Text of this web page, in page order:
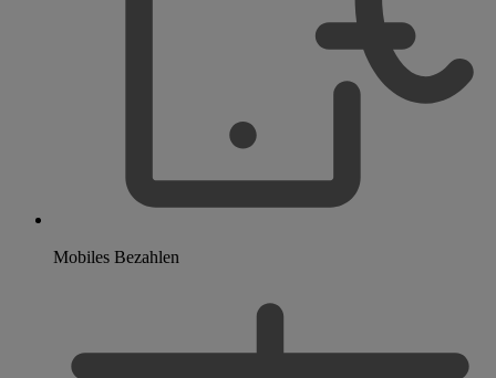
Mobiles Bezahlen